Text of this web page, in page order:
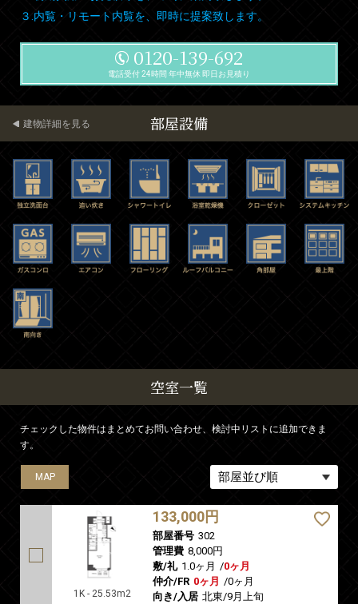
３.内覧・リモート内覧を、即時に提案致します。
0120-139-692
電話受付 24時間 年中無休 即日お見積り
部屋設備
建物詳細を見る
空室一覧
チェックした物件はまとめてお問い合わせ、検討中リストに追加できま
す。
MAP
1K - 25.53m2
133,000円
部屋番号 302
管理費 8,000円
敷/礼 1.0ヶ月 /0ヶ月
仲介/FR 0ヶ月 /0ヶ月
向き/入居 北東/9月上旬